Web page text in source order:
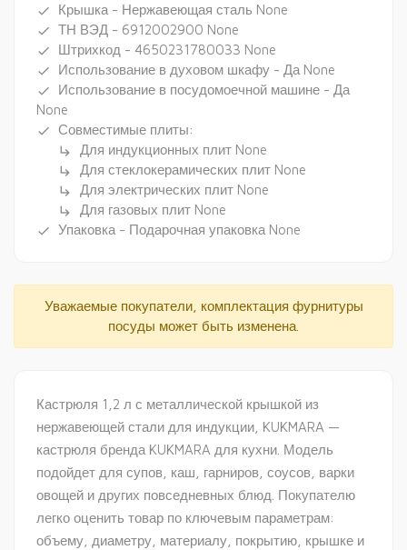
done Крышка - Нержавеющая сталь None
done ТН ВЭД - 6912002900 None
done Штрихкод - 4650231780033 None
done Использование в духовом шкафу - Да None
done
Использование в посудомоечной машине - Да
None
done Совместимые плиты:
subdirectory_arrow_right Для индукционных плит None
subdirectory_arrow_right Для стеклокерамических плит None
subdirectory_arrow_right Для электрических плит None
subdirectory_arrow_right Для газовых плит None
done Упаковка - Подарочная упаковка None
Уважаемые покупатели, комплектация фурнитуры
посуды может быть изменена.
Кастрюля 1,2 л с металлической крышкой из
нержавеющей стали для индукции, KUKMARA —
кастрюля бренда KUKMARA для кухни. Модель
подойдет для супов, каш, гарниров, соусов, варки
овощей и других повседневных блюд. Покупателю
легко оценить товар по ключевым параметрам:
объему, диаметру, материалу, покрытию, крышке и